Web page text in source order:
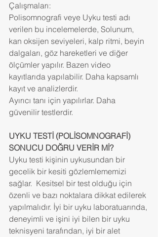
Çalışmaları:
Polisomnografi veye Uyku testi adı
verilen bu incelemelerde, Solunum,
kan oksijen seviyeleri, kalp ritmi, beyin
dalgaları, göz hareketleri ve diğer
ölçümler yapılır. Bazen video
kayıtlarıda yapılabilir. Daha kapsamlı
kayıt ve analizlerdir.
Ayırıcı tanı için yapılırlar. Daha
güvenilir testlerdir.
UYKU TESTİ (POLİSOMNOGRAFİ)
SONUCU DOĞRU VERİR Mİ?
Uyku testi kişinin uykusundan bir
gecelik bir kesiti gözlemlememizi
sağlar.  Kesitsel bir test olduğu için
özenli ve bazı noktalara dikkat edilerek
yapılmalıdır. İyi bir uyku laboratuarında,
deneyimli ve işini iyi bilen bir uyku
teknisyeni tarafından, iyi bir alet